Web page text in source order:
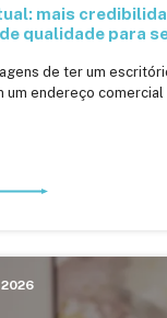
mais
qualidade para
de ter um
um endereço comercial